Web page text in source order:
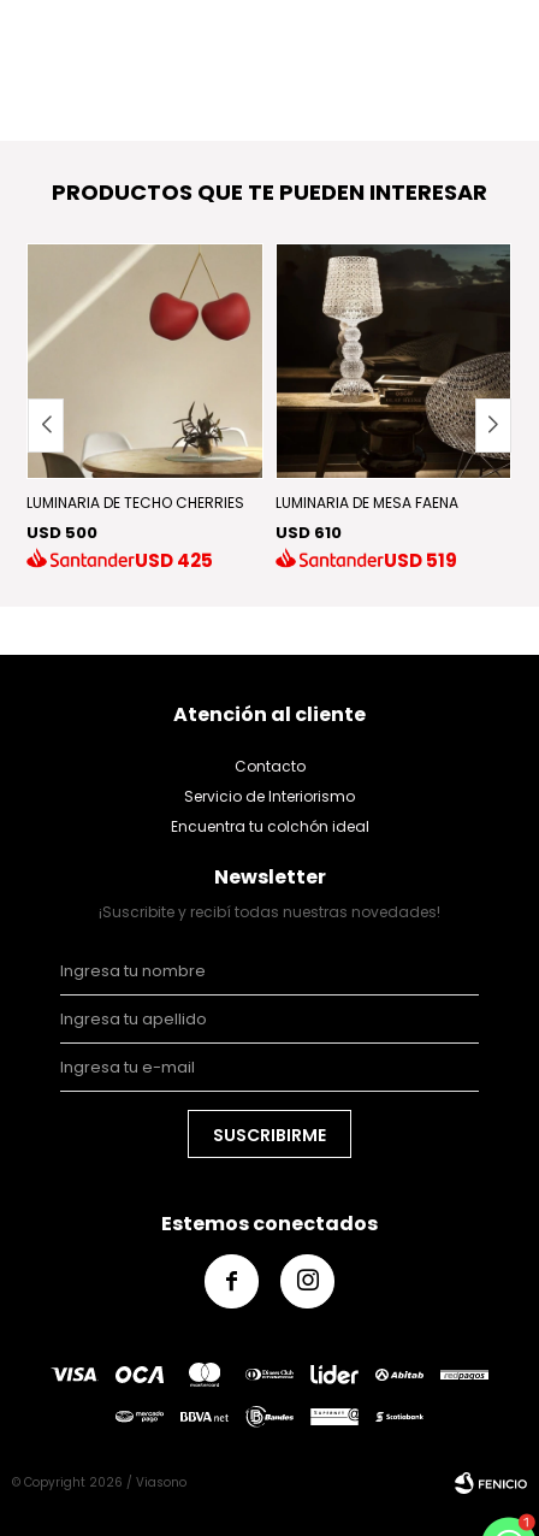
PRODUCTOS QUE TE PUEDEN INTERESAR
LUMINARIA DE TECHO CHERRIES
USD 500
USD425
LUMINARIA DE MESA FAENA
USD 610
USD519
Atención al cliente
Contacto
Servicio de Interiorismo
Encuentra tu colchón ideal
Newsletter
¡Suscribite y recibí todas nuestras novedades!
SUSCRIBIRME
Estemos conectados
 
© Copyright 2026 / Viasono